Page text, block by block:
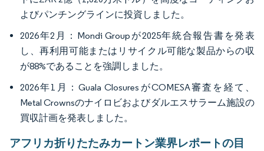
よびパンチングラインに投資しました。
2026年2月：Mondi Groupが2025年統合報告書を発表
し、再利用可能またはリサイクル可能な製品からの収
が88%であることを強調しました。
2026年1月：Guala ClosuresがCOMESA審査を経て、
Metal Crownsのナイロビおよびダルエスサラーム施設の
買収計画を発表しました。
アフリカ折りたたみカートン業界レポートの目